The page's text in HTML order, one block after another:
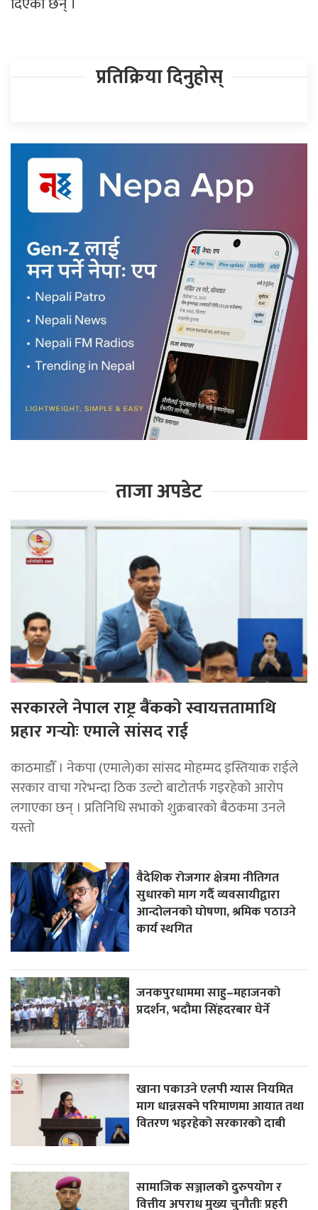
प्रतिक्रिया दिनुहोस्
ताजा अपडेट
सरकारले नेपाल राष्ट्र बैंकको स्वायत्ततामाथि
प्रहार गर्‍योः एमाले सांसद राई
काठमाडाैँ । नेकपा (एमाले)का सांसद मोहम्मद इस्तियाक राईले
सरकार वाचा गरेभन्दा ठिक उल्टो बाटोतर्फ गइरहेको आरोप
लगाएका छन् । प्रतिनिधि सभाको शुक्रबारको बैठकमा उनले
यस्तो
वैदेशिक रोजगार क्षेत्रमा नीतिगत
सुधारको माग गर्दै व्यवसायीद्वारा
आन्दोलनको घोषणा, श्रमिक पठाउने
कार्य स्थगित
जनकपुरधाममा साहु–महाजनको
प्रदर्शन, भदौमा सिंहदरबार घेर्ने
खाना पकाउने एलपी ग्यास नियमित
माग धान्नसक्ने परिमाणमा आयात तथा
वितरण भइरहेको सरकारको दाबी
सामाजिक सञ्जालको दुरुपयोग र
वित्तीय अपराध मुख्य चुनौतीः प्रहरी